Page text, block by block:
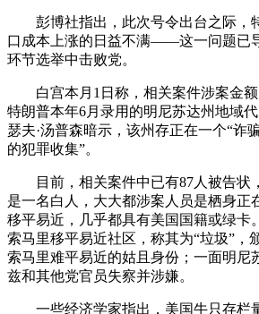
彭博社指出，此次号令出台之际，
口成本上涨的日益不满——这一问题已
环节选举中击败党。
白宫本月1日称，相关案件涉案金额
特朗普本年6月录用的明尼苏达州地域
瑟夫·汤普森暗示，该州存正在一个“诈
的犯罪收集”。
目前，相关案件中已有87人被告状
是一名白人，大大都涉案人员是栖身正
移平易近，几乎都具有美国国籍或绿卡
索马里移平易近社区，称其为“垃圾”，
索马里难平易近的姑且身份；一面明尼
兹和其他党官员失察并涉嫌。
一些经济学家指出，美国牛只存栏